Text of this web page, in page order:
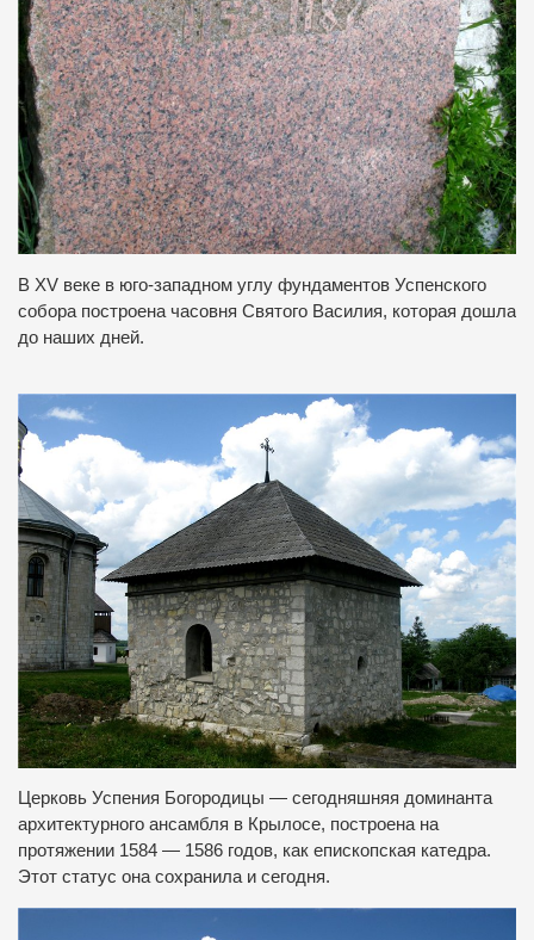
В XV веке в юго-западном углу фундаментов Успенского
собора построена часовня Святого Василия, которая дошла
до наших дней.
Церковь Успения Богородицы — сегодняшняя доминанта
архитектурного ансамбля в Крылосе, построена на
протяжении 1584 — 1586 годов, как епископская катедра.
Этот статус она сохранила и сегодня.